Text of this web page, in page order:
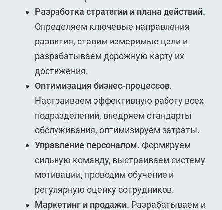
Разработка стратегии и плана действий.
Определяем ключевые направления
развития, ставим измеримые цели и
разрабатываем дорожную карту их
достижения.
Оптимизация бизнес-процессов.
Настраиваем эффективную работу всех
подразделений, внедряем стандарты
обслуживания, оптимизируем затраты.
Управление персоналом. Формируем
сильную команду, выстраиваем систему
мотивации, проводим обучение и
регулярную оценку сотрудников.
Маркетинг и продажи. Разрабатываем и